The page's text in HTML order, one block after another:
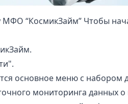
МФО “КосмикЗайм” Чтобы
основное меню с набором
мониторинга данных